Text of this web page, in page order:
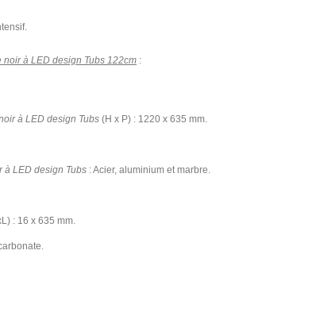
noir à LED design Tubs 122cm :
à LED design Tubs (H x P) : 1220 x 635 mm.
à LED design Tubs : Acier, aluminium et marbre.
: 16 x 635 mm.